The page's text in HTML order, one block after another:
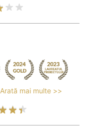
Arată mai multe >>